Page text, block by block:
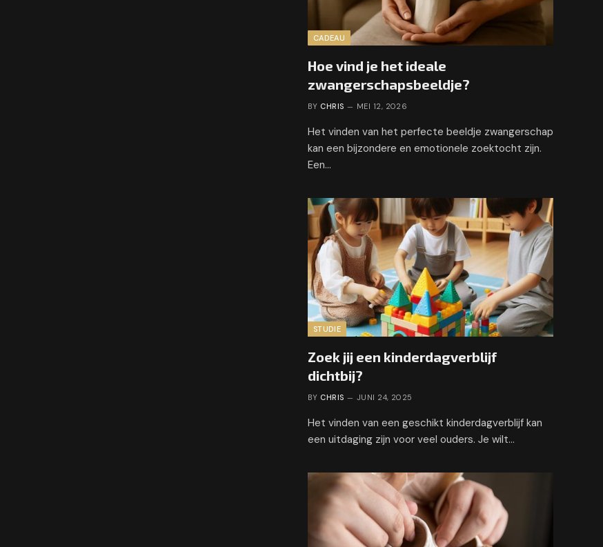
CADEAU
Hoe vind je het ideale
zwangerschapsbeeldje?
BY CHRIS MEI 12, 2026
Het vinden van het perfecte beeldje zwangerschap
kan een bijzondere en emotionele zoektocht zijn.
Een…
STUDIE
Zoek jij een kinderdagverblijf
dichtbij?
BY CHRIS JUNI 24, 2025
Het vinden van een geschikt kinderdagverblijf kan
een uitdaging zijn voor veel ouders. Je wilt…